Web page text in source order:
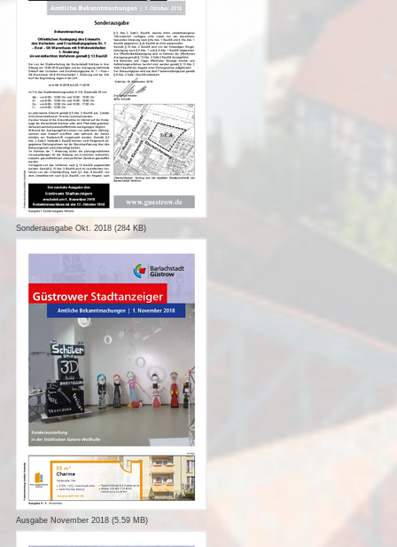
Sonderausgabe Okt. 2018 (284 KB)
Ausgabe November 2018 (5.59 MB)